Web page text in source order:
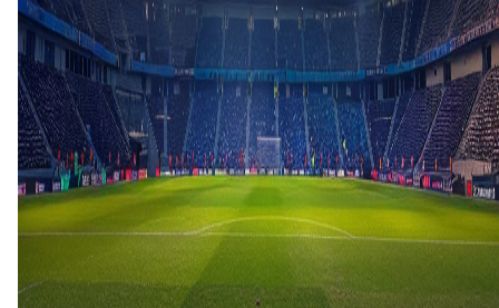
Espanyol
17 aug2025
Espanyol
Atletico Madrid
21
29 mrt2025
Espanyol
1